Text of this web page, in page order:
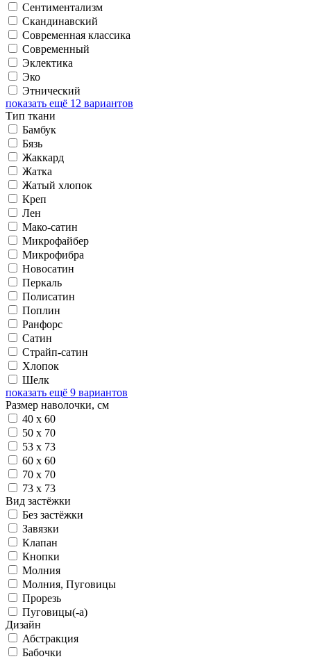
Сентиментализм
Скандинавский
Современная классика
Современный
Эклектика
Эко
Этнический
показать ещё 12 вариантов
Тип ткани
Бамбук
Бязь
Жаккард
Жатка
Жатый хлопок
Креп
Лен
Мако-сатин
Микрофайбер
Микрофибра
Новосатин
Перкаль
Полисатин
Поплин
Ранфорс
Сатин
Страйп-сатин
Хлопок
Шелк
показать ещё 9 вариантов
Размер наволочки, см
40 х 60
50 х 70
53 х 73
60 х 60
70 х 70
73 х 73
Вид застёжки
Без застёжки
Завязки
Клапан
Кнопки
Молния
Молния, Пуговицы
Прорезь
Пуговицы(-а)
Дизайн
Абстракция
Бабочки